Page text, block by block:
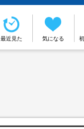
最近見た 気になる